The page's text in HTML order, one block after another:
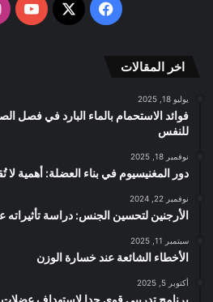
فيسبوك
‫X
اخر المقالات
يوليو 18, 2025
فوائد الاستحمام بالماء البارد في فصل
للنفس
نوفمبر 18, 2025
دور المغنيسيوم في بناء العضلة: أهمية لا
نوفمبر 22, 2024
الأرجنين لتحسين الجنس: دراسة
سبتمبر 11, 2025
الأخطاء الشائعة عند خسارة الوزن
أكتوبر 5, 2025
برنامج تدريبي قوي جدا لاستهداف عضلات